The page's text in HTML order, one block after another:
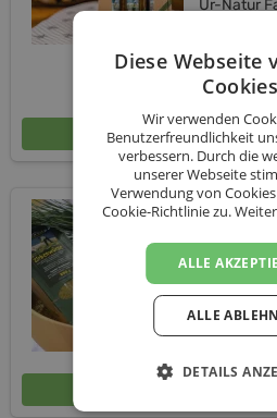
Ur-Natur
In den
"Zirben-
Ur-Natur
In den
Diese Webseite
Wir verwenden
Benutzerfreundlichkeit
verbessern. Durch die
unserer Webseite
Verwendung von
Cookie-Richtlinie zu.
ALLE
ALLE
DETAILS